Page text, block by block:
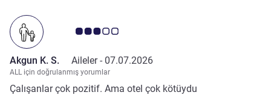
Avis müşterileri puanı 3.0/5
Akgun K. S. Aileler - 07.07.2026
ALL için doğrulanmış yorumlar
Çalışanlar çok pozitif. Ama otel çok kötüydu